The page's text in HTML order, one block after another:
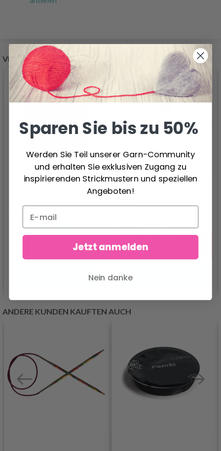
VERWANDTE PRODUKTE
MALABRIGO MECHA
13.85 €
Alle Optionen ansehen
GJESTAL CORTINA
SOFT PRINT
31/08/2026
Alle Optionen ansehen
ANDERE KUNDEN KAUFTEN AUCH
Sparen Sie bis zu 50%
Werden Sie Teil unserer Garn-Community
und erhalten Sie exklusiven Zugang zu
inspirierenden Strickmustern und speziellen
Angeboten!
Jetzt anmelden
Nein danke